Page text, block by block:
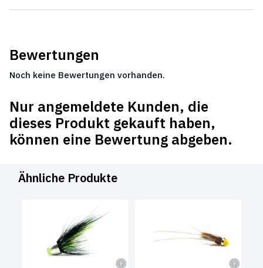
Bewertungen
Noch keine Bewertungen vorhanden.
Nur angemeldete Kunden, die
dieses Produkt gekauft haben,
können eine Bewertung abgeben.
Ähnliche Produkte